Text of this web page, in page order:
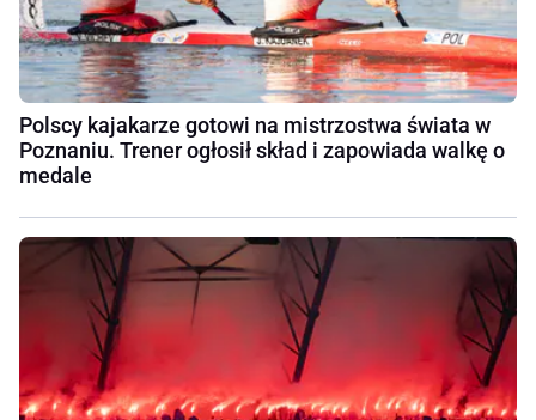
Polscy kajakarze gotowi na mistrzostwa świata w
Poznaniu. Trener ogłosił skład i zapowiada walkę o
medale